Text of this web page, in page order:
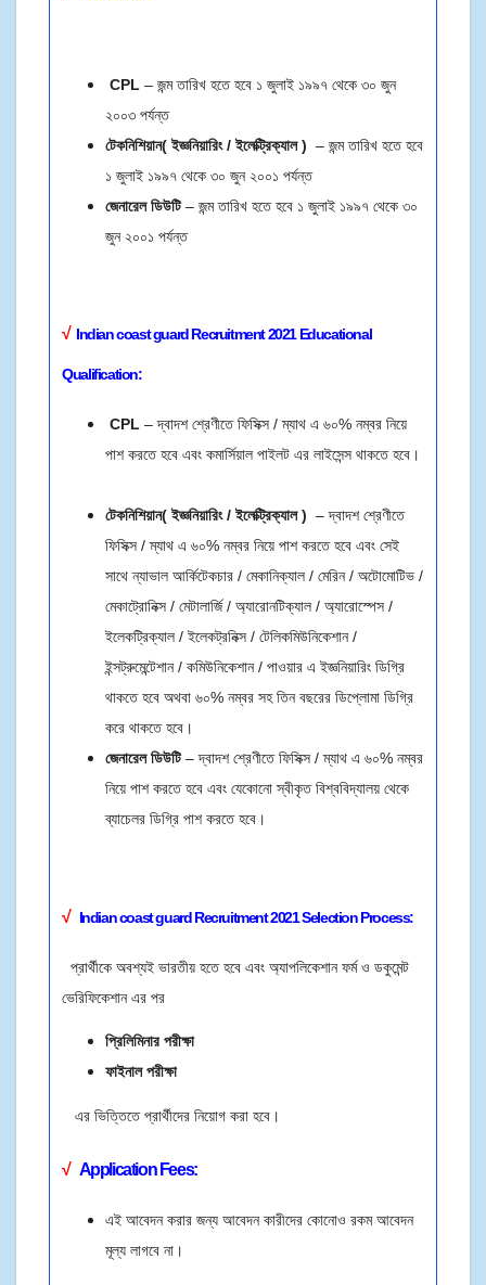
CPL – জন্ম তারিখ হতে হবে ১ জুলাই ১৯৯৭ থেকে ৩০ জুন
২০০৩ পর্যন্ত
টেকনিশিয়ান( ইজ্ঞনিয়ারিং / ইলেক্ট্রিক্যাল ) – জন্ম তারিখ হতে হবে
১ জুলাই ১৯৯৭ থেকে ৩০ জুন ২০০১ পর্যন্ত
জেনারেল ডিউটি– জন্ম তারিখ হতে হবে ১ জুলাই ১৯৯৭ থেকে ৩০
জুন ২০০১ পর্যন্ত
√Indian coast guardRecruitment 2021 Educational
Qualification:
CPL – দ্বাদশ শ্রেণীতে ফিসিক্স / ম্যাথ এ ৬০% নম্বর নিয়ে
পাশ করতে হবে এবং কমার্সিয়াল পাইলট এর লাইসেন্স থাকতে হবে।
টেকনিশিয়ান( ইজ্ঞনিয়ারিং / ইলেক্ট্রিক্যাল ) – দ্বাদশ শ্রেণীতে
ফিসিক্স / ম্যাথ এ ৬০% নম্বর নিয়ে পাশ করতে হবে এবং সেই
সাথে ন্যাভাল আর্কিটেকচার / মেকানিক্যাল / মেরিন / অটোমোটিভ /
মেকাট্রোনিক্স / মেটালার্জি / অ্যারোনটিক্যাল / অ্যারোস্পেস /
ইলেকট্রিক্যাল / ইলেকট্রনিক্স / টেলিকমিউনিকেশান /
ইন্সট্রুমেন্টেশান / কমিউনিকেশান / পাওয়ার এ ইজ্ঞনিয়ারিং ডিগ্রি
থাকতে হবে অথবা ৬০% নম্বর সহ তিন বছরের ডিপ্লোমা ডিগ্রি
করে থাকতে হবে।
জেনারেল ডিউটি– দ্বাদশ শ্রেণীতে ফিসিক্স / ম্যাথ এ ৬০% নম্বর
নিয়ে পাশ করতে হবে এবং যেকোনো স্বীকৃত বিশ্ববিদ্যালয় থেকে
ব্যাচেলর ডিগ্রি পাশ করতে হবে।
√ Indian coast guard Recruitment 2021Selection Process:
প্রার্থীকে অবশ্যই ভারতীয় হতে হবে এবং অ্যাপলিকেশান ফর্ম ও ডকুমেন্ট
ভেরিফিকেশান এর পর
প্রিলিমিনার পরীক্ষা
ফাইনাল পরীক্ষা
এর ভিত্তিতে প্রার্থীদের নিয়োগ করা হবে।
√ Application Fees:
এই আবেদন করার জন্য আবেদন কারীদের কোনোও রকম আবেদন
মূল্য লাগবে না।